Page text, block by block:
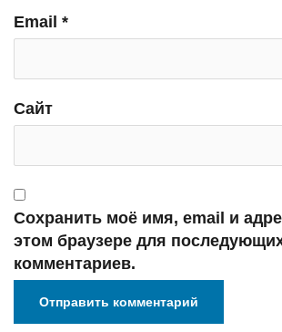
Email *
Сайт
Сохранить моё имя, email и
этом браузере для
комментариев.